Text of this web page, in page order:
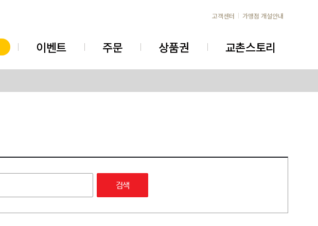
고객센터
가맹점 개설안내
이벤트 주문 상품권 교촌스토리
검색